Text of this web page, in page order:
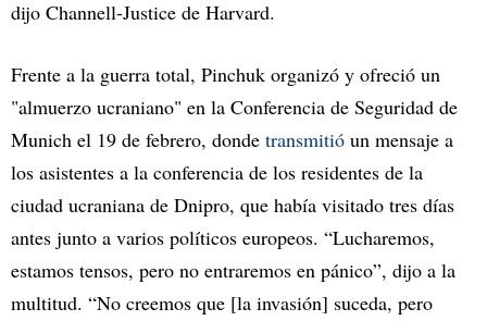
dijo Channell-Justice de Harvard.
Frente a la guerra total, Pinchuk organizó y ofreció un
"almuerzo ucraniano" en la Conferencia de Seguridad de
Munich el 19 de febrero, donde transmitió un mensaje a
los asistentes a la conferencia de los residentes de la
ciudad ucraniana de Dnipro, que había visitado tres días
antes junto a varios políticos europeos. “Lucharemos,
estamos tensos, pero no entraremos en pánico”, dijo a la
multitud. “No creemos que [la invasión] suceda, pero